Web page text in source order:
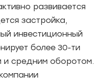
развивается
застройка,
инвестиционный
более 30-ти
и средним оборотом.